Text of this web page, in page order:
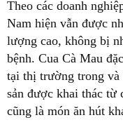
Theo các doanh
Nam hiện vẫn được
lượng cao, không bị
bệnh. Cua Cà Mau
tại thị trường trong và
sản được khai thác từ
cũng là món ăn hút